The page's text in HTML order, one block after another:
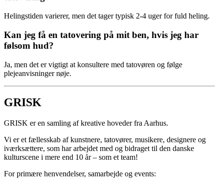
Helingstiden varierer, men det tager typisk 2-4 uger for fuld heling.
Kan jeg få en tatovering på mit ben, hvis jeg har
følsom hud?
Ja, men det er vigtigt at konsultere med tatovøren og følge
plejeanvisninger nøje.
GRISK
GRISK er en samling af kreative hoveder fra Aarhus.
Vi er et fællesskab af kunstnere, tatovører, musikere, designere og
iværksættere, som har arbejdet med og bidraget til den danske
kulturscene i mere end 10 år – som et team!
For primære henvendelser, samarbejde og events: